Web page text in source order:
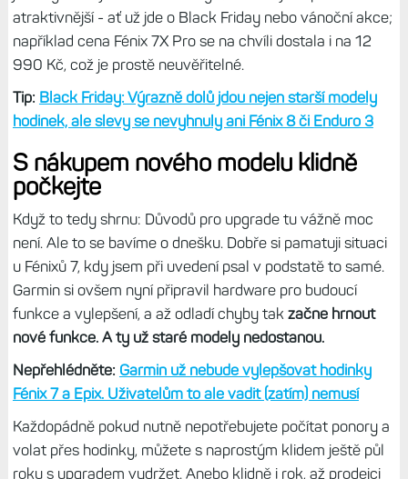
to šlágr
Za mě je toto jasný marketingový fail, Garmin měl u Fénixů
E aplikovat stejný postup jako u Enduro 3 - tedy ponechat
výbavu, jen dát běžná tlačítka (a tudíž bez certifikace pro
potápění) a odstranit mikrofon s reproduktorem. A pak by
nebyl debakl, ale obchodní trhák. Věřím, že by se tyto
hodinky kupovaly více než plné F8.
A nebo měl Garmin nabídnout standardní Fénixy 8 bez
hardwarových vylepšení a lepší tlačítka, mikrofon a
reproduktor prodávat jako model Pro.To za mě dává
smysl a logiku daleko větší. No, snad Garmin víc, co dělá.
Nedivil bych se, kdyby Fénixy E byly ležákem na skladě a
Endura 3 se kupovaly daleko více než Fénix 8 Solar.
Aktuálně už všichni prakticky všichni prodejci cenu
novinek snížili, ale to se současně týká také Fénixů Pro 7 a
Epixů Pro, čili v absolutní ceně jsou Fénixy 8/E a Endura 3
o kousek výhodnější než při uvedení na trh, ale současně
jsou výhodnější i starší modely. O to více jsou pak